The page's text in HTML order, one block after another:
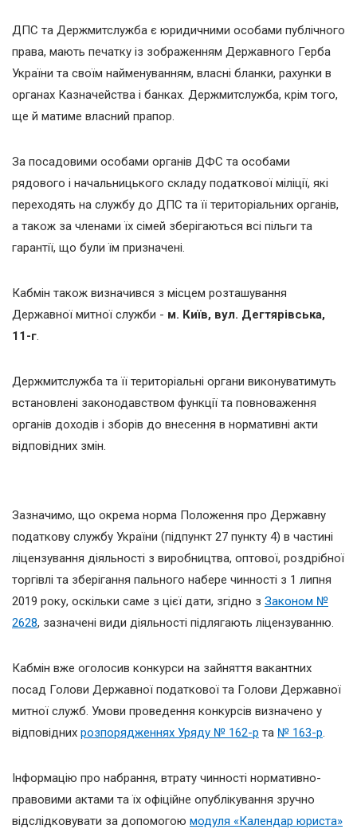
ДПС та Держмитслужба є юридичними особами публічного
права, мають печатку із зображенням Державного Герба
України та своїм найменуванням, власні бланки, рахунки в
органах Казначейства і банках. Держмитслужба, крім того,
ще й матиме власний прапор.
За посадовими особами органів ДФС та особами
рядового і начальницького складу податкової міліції, які
переходять на службу до ДПС та її територіальних органів,
а також за членами їх сімей зберігаються всі пільги та
гарантії, що були їм призначені.
Кабмін також визначився з місцем розташування
Державної митної служби - м. Київ, вул. Дегтярівська,
11-г.
Держмитслужба та її територіальні органи виконуватимуть
встановлені законодавством функції та повноваження
органів доходів і зборів до внесення в нормативні акти
відповідних змін.
Зазначимо, що окрема норма Положення про Державну
податкову службу України (підпункт 27 пункту 4) в частині
ліцензування діяльності з виробництва, оптової, роздрібної
торгівлі та зберігання пального набере чинності з 1 липня
2019 року, оскільки саме з цієї дати, згідно з Законом №
2628, зазначені види діяльності підлягають ліцензуванню.
Кабмін вже оголосив конкурси на зайняття вакантних
посад Голови Державної податкової та Голови Державної
митної служб. Умови проведення конкурсів визначено у
відповідних розпорядженнях Уряду № 162-р та № 163-р.
Інформацію про набрання, втрату чинності нормативно-
правовими актами та їх офіційне опублікування зручно
відслідковувати за допомогою модуля «Календар юриста»